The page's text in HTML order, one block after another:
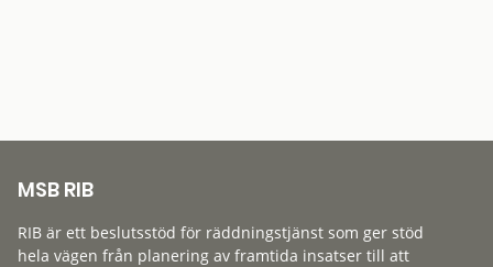
MSB RIB
RIB är ett beslutsstöd för räddningstjänst som ger stöd
hela vägen från planering av framtida insatser till att